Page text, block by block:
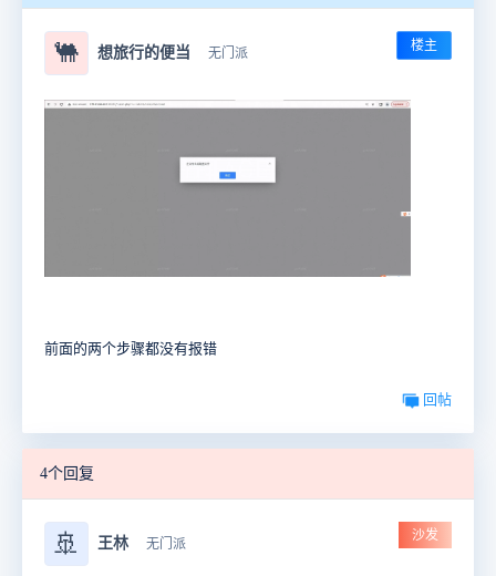
🐫 想旅行的便当 无门派 楼主
前面的两个步骤都没有报错
回帖
4个回复
🚢 王林 无门派
沙发